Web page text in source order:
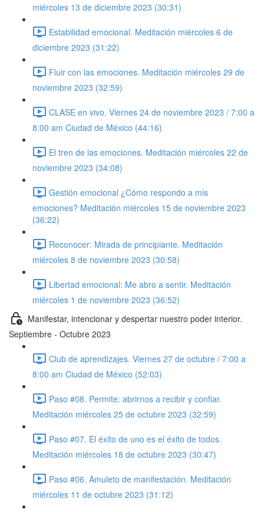
miércoles 13 de diciembre 2023 (30:31)
Estabilidad emocional. Meditación miércoles 6 de
diciembre 2023 (31:22)
Fluir con las emociones. Meditación miércoles 29 de
noviembre 2023 (32:59)
CLASE en vivo. Viernes 24 de noviembre 2023 / 7:00 a
8:00 am Ciudad de México (44:16)
El tren de las emociones. Meditación miércoles 22 de
noviembre 2023 (34:08)
Gestión emocional ¿Cómo respondo a mis
emociones? Meditación miércoles 15 de noviembre 2023
(36:22)
Reconocer: Mirada de principiante. Meditación
miércoles 8 de noviembre 2023 (30:58)
Libertad emocional: Me abro a sentir. Meditación
miércoles 1 de noviembre 2023 (36:52)
Manifestar, intencionar y despertar nuestro poder interior.
Septiembre - Octubre 2023
Club de aprendizajes. Viernes 27 de octubre / 7:00 a
8:00 am Ciudad de México (52:03)
Paso #08. Permite: abrirnos a recibir y confiar.
Meditación miércoles 25 de octubre 2023 (32:59)
Paso #07. El éxito de uno es el éxito de todos.
Meditación miércoles 18 de octubre 2023 (30:47)
Paso #06. Amuleto de manifestación. Meditación
miércoles 11 de octubre 2023 (31:12)